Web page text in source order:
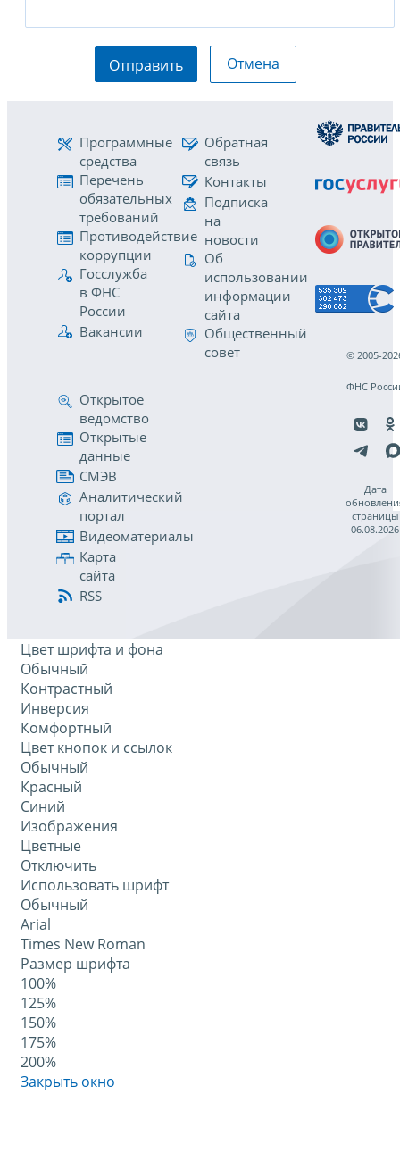
Отправить Отмена
Программные
средства
Перечень
обязательных
требований
Противодействие
коррупции
Госслужба
в ФНС
России
Вакансии
Обратная
связь
Контакты
Подписка
на
новости
Об
использовании
информации
сайта
Общественный
совет
Открытое
ведомство
Открытые
данные
СМЭВ
Аналитический
портал
Видеоматериалы
Карта
сайта
RSS
© 2005-
ФНС
Дата
страницы
06.08.2026
Цвет шрифта и фона
Обычный
Контрастный
Инверсия
Комфортный
Цвет кнопок и ссылок
Обычный
Красный
Синий
Изображения
Цветные
Отключить
Использовать шрифт
Обычный
Arial
Times New Roman
Размер шрифта
100%
125%
150%
175%
200%
Закрыть окно